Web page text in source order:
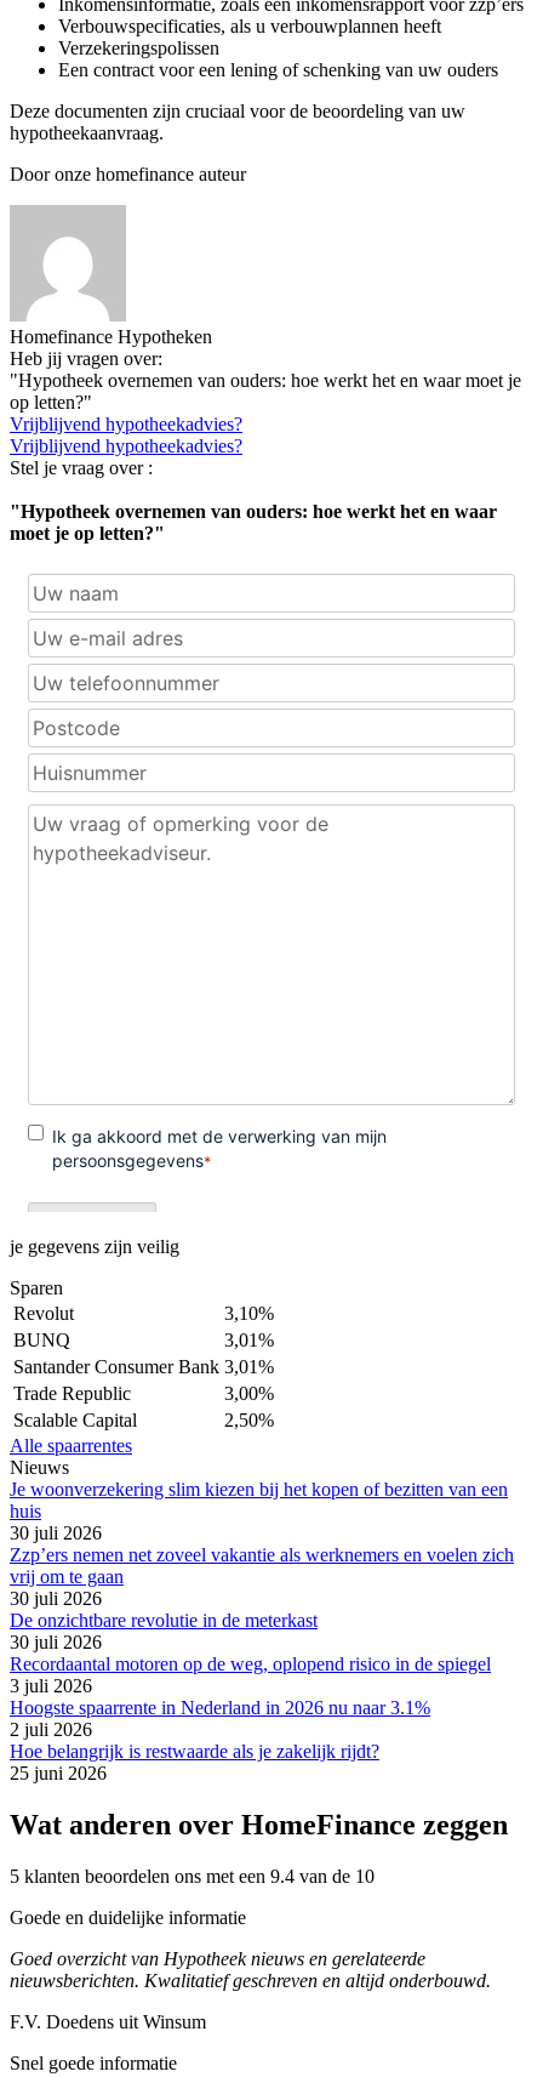
Inkomensinformatie, zoals een inkomensrapport voor zzp’ers
Verbouwspecificaties, als u verbouwplannen heeft
Verzekeringspolissen
Een contract voor een lening of schenking van uw ouders
Deze documenten zijn cruciaal voor de beoordeling van uw
hypotheekaanvraag.
Door onze homefinance auteur
Homefinance Hypotheken
Heb jij vragen over:
"Hypotheek overnemen van ouders: hoe werkt het en waar moet je
op letten?"
Vrijblijvend hypotheekadvies?
Vrijblijvend hypotheekadvies?
Stel je vraag over :
"Hypotheek overnemen van ouders: hoe werkt het en waar
moet je op letten?"
je gegevens zijn veilig
Sparen
Revolut
3,10%
BUNQ
3,01%
Santander Consumer Bank 3,01%
Trade Republic
3,00%
Scalable Capital
2,50%
Alle spaarrentes
Nieuws
Je woonverzekering slim kiezen bij het kopen of bezitten van een
huis
30 juli 2026
Zzp’ers nemen net zoveel vakantie als werknemers en voelen zich
vrij om te gaan
30 juli 2026
De onzichtbare revolutie in de meterkast
30 juli 2026
Recordaantal motoren op de weg, oplopend risico in de spiegel
3 juli 2026
Hoogste spaarrente in Nederland in 2026 nu naar 3.1%
2 juli 2026
Hoe belangrijk is restwaarde als je zakelijk rijdt?
25 juni 2026
Wat anderen over HomeFinance zeggen
5 klanten beoordelen ons met een 9.4 van de 10
Goede en duidelijke informatie
Goed overzicht van Hypotheek nieuws en gerelateerde
nieuwsberichten. Kwalitatief geschreven en altijd onderbouwd.
F.V. Doedens uit Winsum
Snel goede informatie